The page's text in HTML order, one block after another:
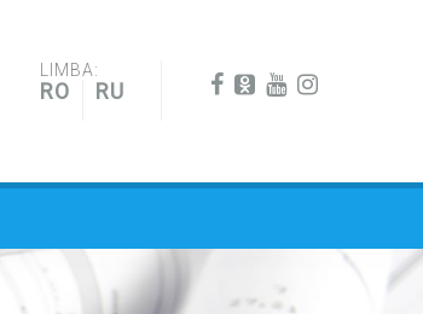
LIMBA:
RO RU